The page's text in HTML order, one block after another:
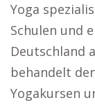
Yoga
Schulen und
Deutschland
behandelt
Yogakursen